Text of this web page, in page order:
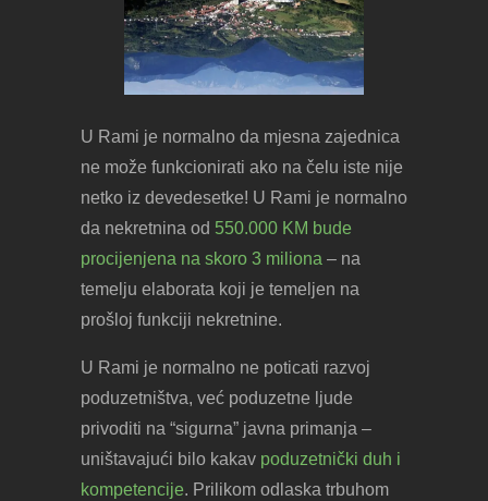
U Rami je normalno da mjesna zajednica
ne može funkcionirati ako na čelu iste nije
netko iz devedesetke! U Rami je normalno
da nekretnina od 550.000 KM bude
procijenjena na skoro 3 miliona – na
temelju elaborata koji je temeljen na
prošloj funkciji nekretnine.
U Rami je normalno ne poticati razvoj
poduzetništva, već poduzetne ljude
privoditi na “sigurna” javna primanja –
uništavajući bilo kakav poduzetnički duh i
kompetencije. Prilikom odlaska trbuhom